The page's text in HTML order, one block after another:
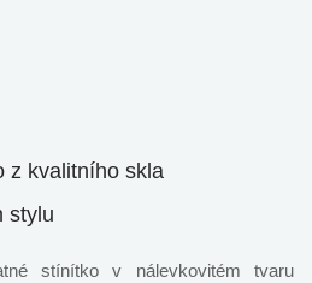
z kvalitního skla
stylu
stínítko v nálevkovitém tvaru